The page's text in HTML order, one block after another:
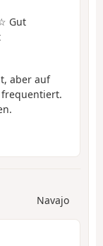
Gut
aber auf
frequentiert.
Navajo